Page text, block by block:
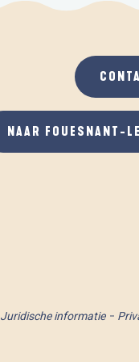
NAAR FOUESNANT-
Juridische informatie